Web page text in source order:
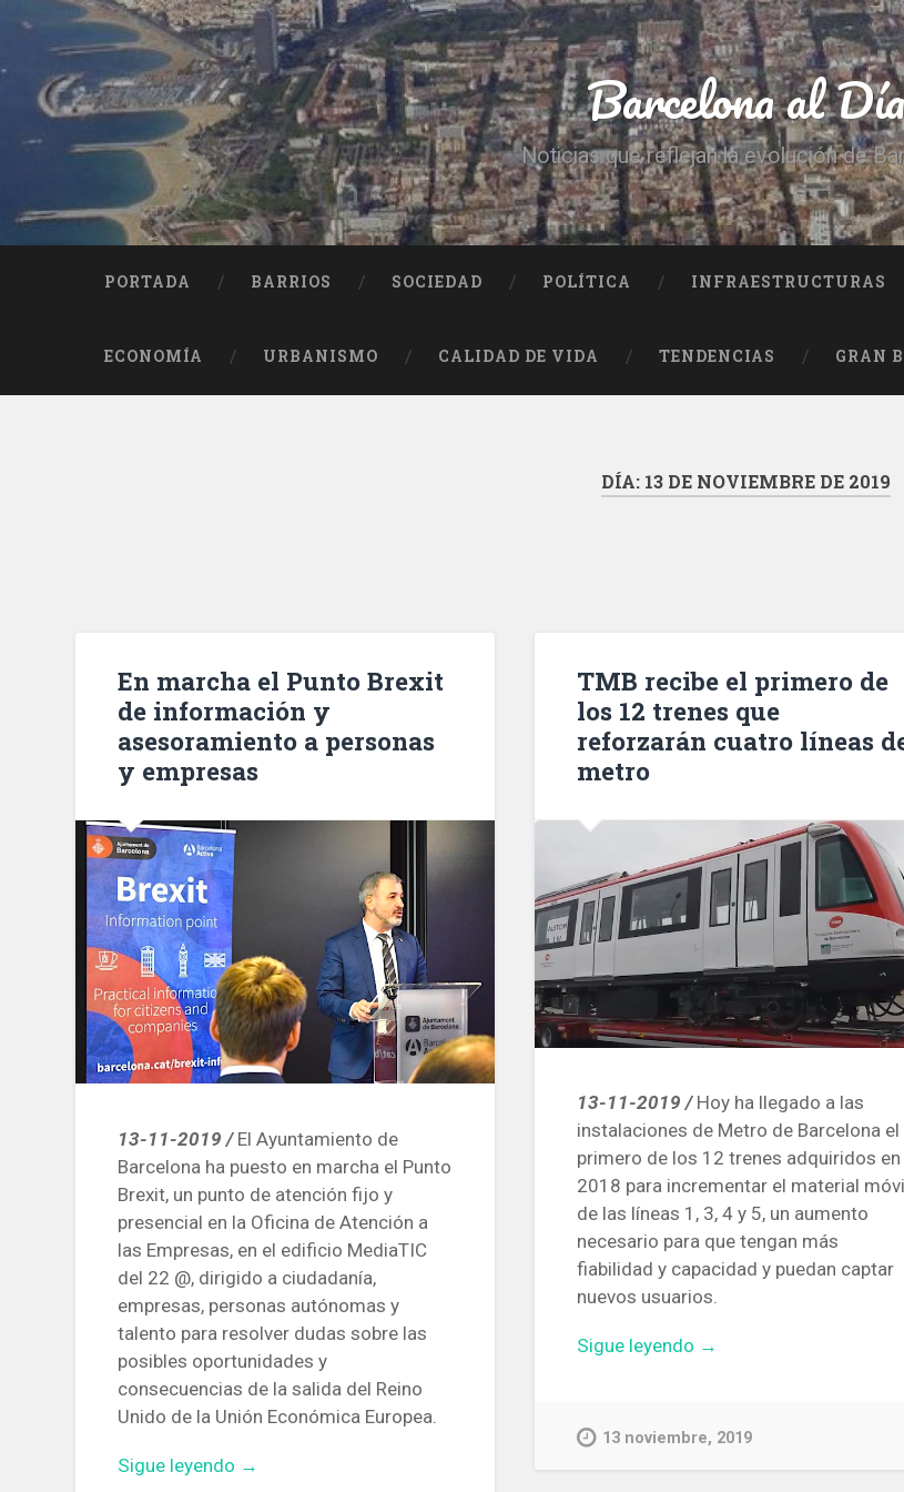
contenido
Buscar
Barcelona al Día
Noticias que reflejan la evolución de
PORTADA BARRIOS SOCIEDAD POLÍTICA INFRAESTRUCTURAS
ECONOMÍA URBANISMO CALIDAD DE VIDA TENDENCIAS GRAN
DÍA: 13 DE NOVIEMBRE DE 2019
En marcha el Punto Brexit
de información y
asesoramiento a personas
y empresas
13-11-2019 /El Ayuntamiento de
Barcelona ha puesto en marcha el Punto
Brexit, un punto de atención fijo y
presencial en la Oficina de Atención a
las Empresas, en el edificio MediaTIC
del 22 @, dirigido a ciudadanía,
empresas, personas autónomas y
talento para resolver dudas sobre las
posibles oportunidades y
consecuencias de la salida del Reino
Unido de la Unión Económica Europea.
Sigue leyendo «En
→
TMB recibe el primero de
los 12 trenes que
reforzarán cuatro líneas
metro
13-11-2019 / Hoy ha llegado a las
instalaciones de Metro de Barcelona el
primero de los 12 trenes adquiridos en
2018 para incrementar el material
de las líneas 1, 3, 4 y 5, un aumento
necesario para que tengan más
fiabilidad y capacidad y puedan captar
nuevos usuarios.
Sigue leyendo «TMB
primero
→
13 noviembre, 2019